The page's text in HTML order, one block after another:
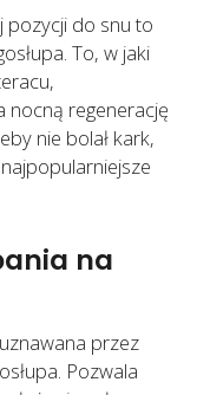
pozycji do snu to
To, w jaki
nocną regenerację
nie bolał kark,
na
przez
Pozwala